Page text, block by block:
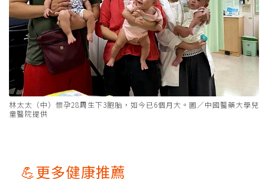
林太太（中）懷孕28周生下3胞胎，如今已6個月大。圖／中國醫藥大學兒
童醫院提供
💪更多健康推薦